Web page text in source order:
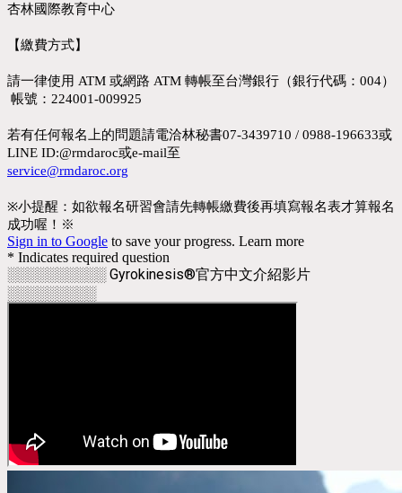
杏林國際教育中心
【繳費方式】
請一律使用 ATM 或網路 ATM 轉帳至台灣銀行（銀行代碼：004）
帳號：224001-009925
若有任何報名上的問題請電洽林秘書07-3439710 / 0988-196633或
LINE ID:@rmdaroc或e-mail至
service@rmdaroc.org
※小提醒：如欲報名研習會請先轉帳繳費後再填寫報名表才算報名
成功喔！※
Sign in to Google to save your progress. Learn more
* Indicates required question
░░░░░░░░░░ Gyrokinesis®官方中文介紹影片
░░░░░░░░░